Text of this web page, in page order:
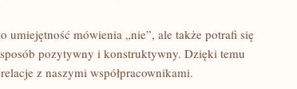
umiejętność mówienia „nie”, ale także potrafi się
pozytywny‌ i konstruktywny. Dzięki temu
​z naszymi ‍współpracownikami.